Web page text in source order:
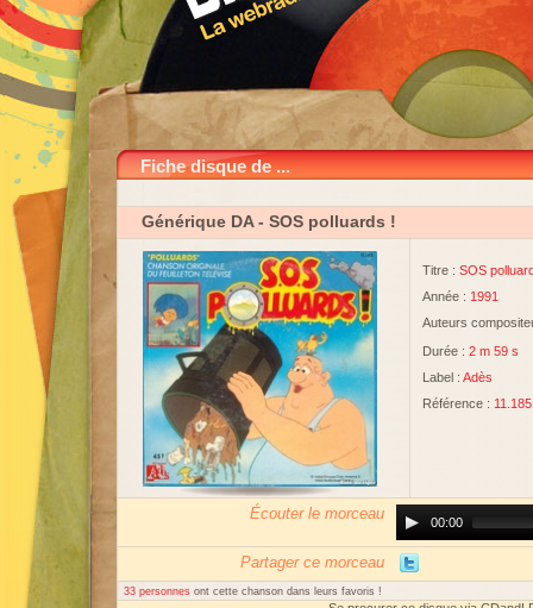
Fiche disque de ...
Générique DA- SOS polluards !
Titre : SOS
Année : 1991
Auteurs
Durée : 2 m 59 s
Label : Adès
Référence : 11.185
Écouter le morceau
Player00:00
Partager ce morceau
33 personnes ont cette chanson dans leurs favoris !